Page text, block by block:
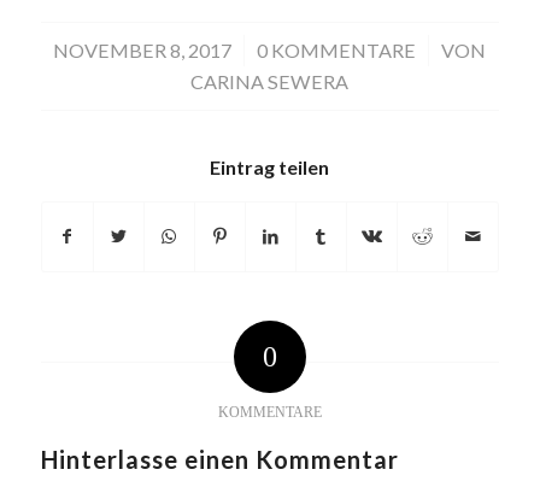
NOVEMBER 8, 2017
/ 0 KOMMENTARE
/
VON
CARINA SEWERA
Eintrag teilen
0
KOMMENTARE
Hinterlasse einen Kommentar